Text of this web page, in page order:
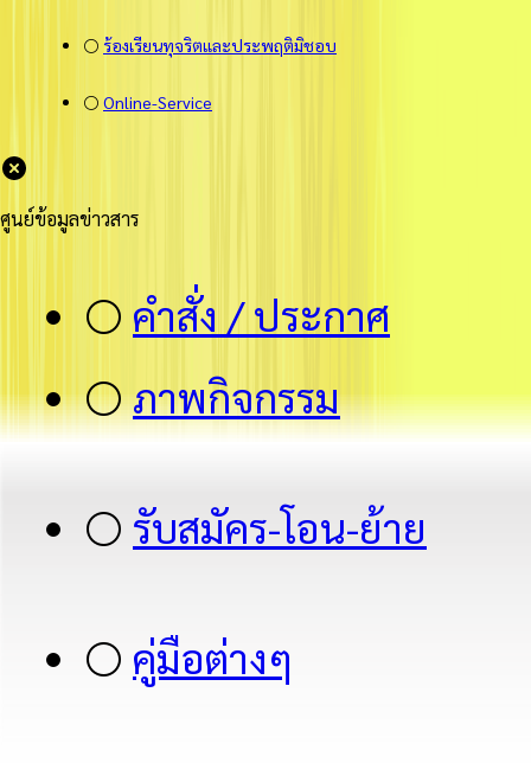
⚪ ร้องเรียนทุจริตและประพฤติมิชอบ
⚪ Online-Service
ศูนย์ข้อมูลข่าวสาร
⚪ คำสั่ง / ประกาศ
⚪ภาพกิจกรรม
⚪ รับสมัคร-โอน-ย้าย
⚪ คู่มือต่างๆ